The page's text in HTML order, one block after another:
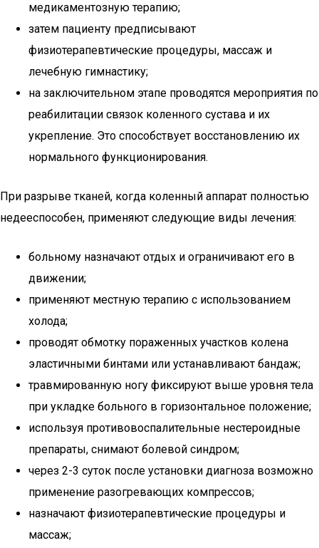
медикаментозную терапию;
затем пациенту предписывают
физиотерапевтические процедуры, массаж и
лечебную гимнастику;
на заключительном этапе проводятся мероприятия по
реабилитации связок коленного сустава и их
укрепление. Это способствует восстановлению их
нормального функционирования.
При разрыве тканей, когда коленный аппарат полностью
недееспособен, применяют следующие виды лечения:
больному назначают отдых и ограничивают его в
движении;
применяют местную терапию с использованием
холода;
проводят обмотку пораженных участков колена
эластичными бинтами или устанавливают бандаж;
травмированную ногу фиксируют выше уровня тела
при укладке больного в горизонтальное положение;
используя противовоспалительные нестероидные
препараты, снимают болевой синдром;
через 2-3 суток после установки диагноза возможно
применение разогревающих компрессов;
назначают физиотерапевтические процедуры и
массаж;